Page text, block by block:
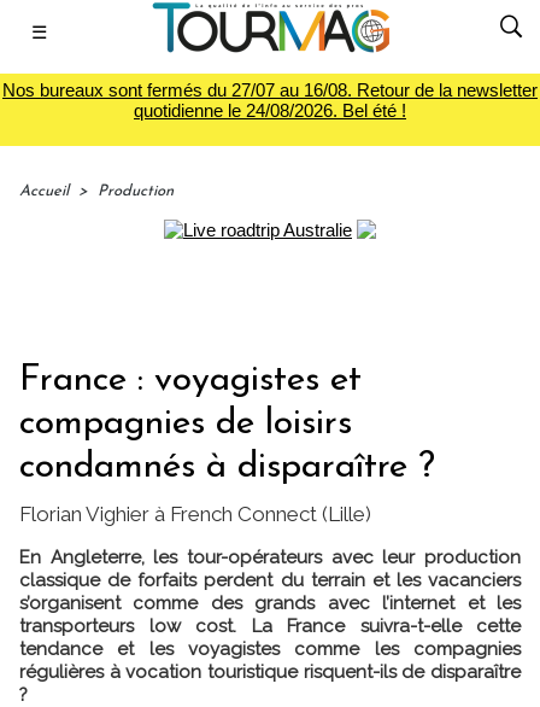
☰
Nos bureaux sont fermés du 27/07 au 16/08. Retour de la newsletter
quotidienne le 24/08/2026. Bel été !
Accueil > Production
France : voyagistes et
compagnies de loisirs
condamnés à disparaître ?
Florian Vighier à French Connect (Lille)
En Angleterre, les tour-opérateurs avec leur production
classique de forfaits perdent du terrain et les vacanciers
s’organisent comme des grands avec l’internet et les
transporteurs low cost. La France suivra-t-elle cette
tendance et les voyagistes comme les compagnies
régulières à vocation touristique risquent-ils de disparaître
?